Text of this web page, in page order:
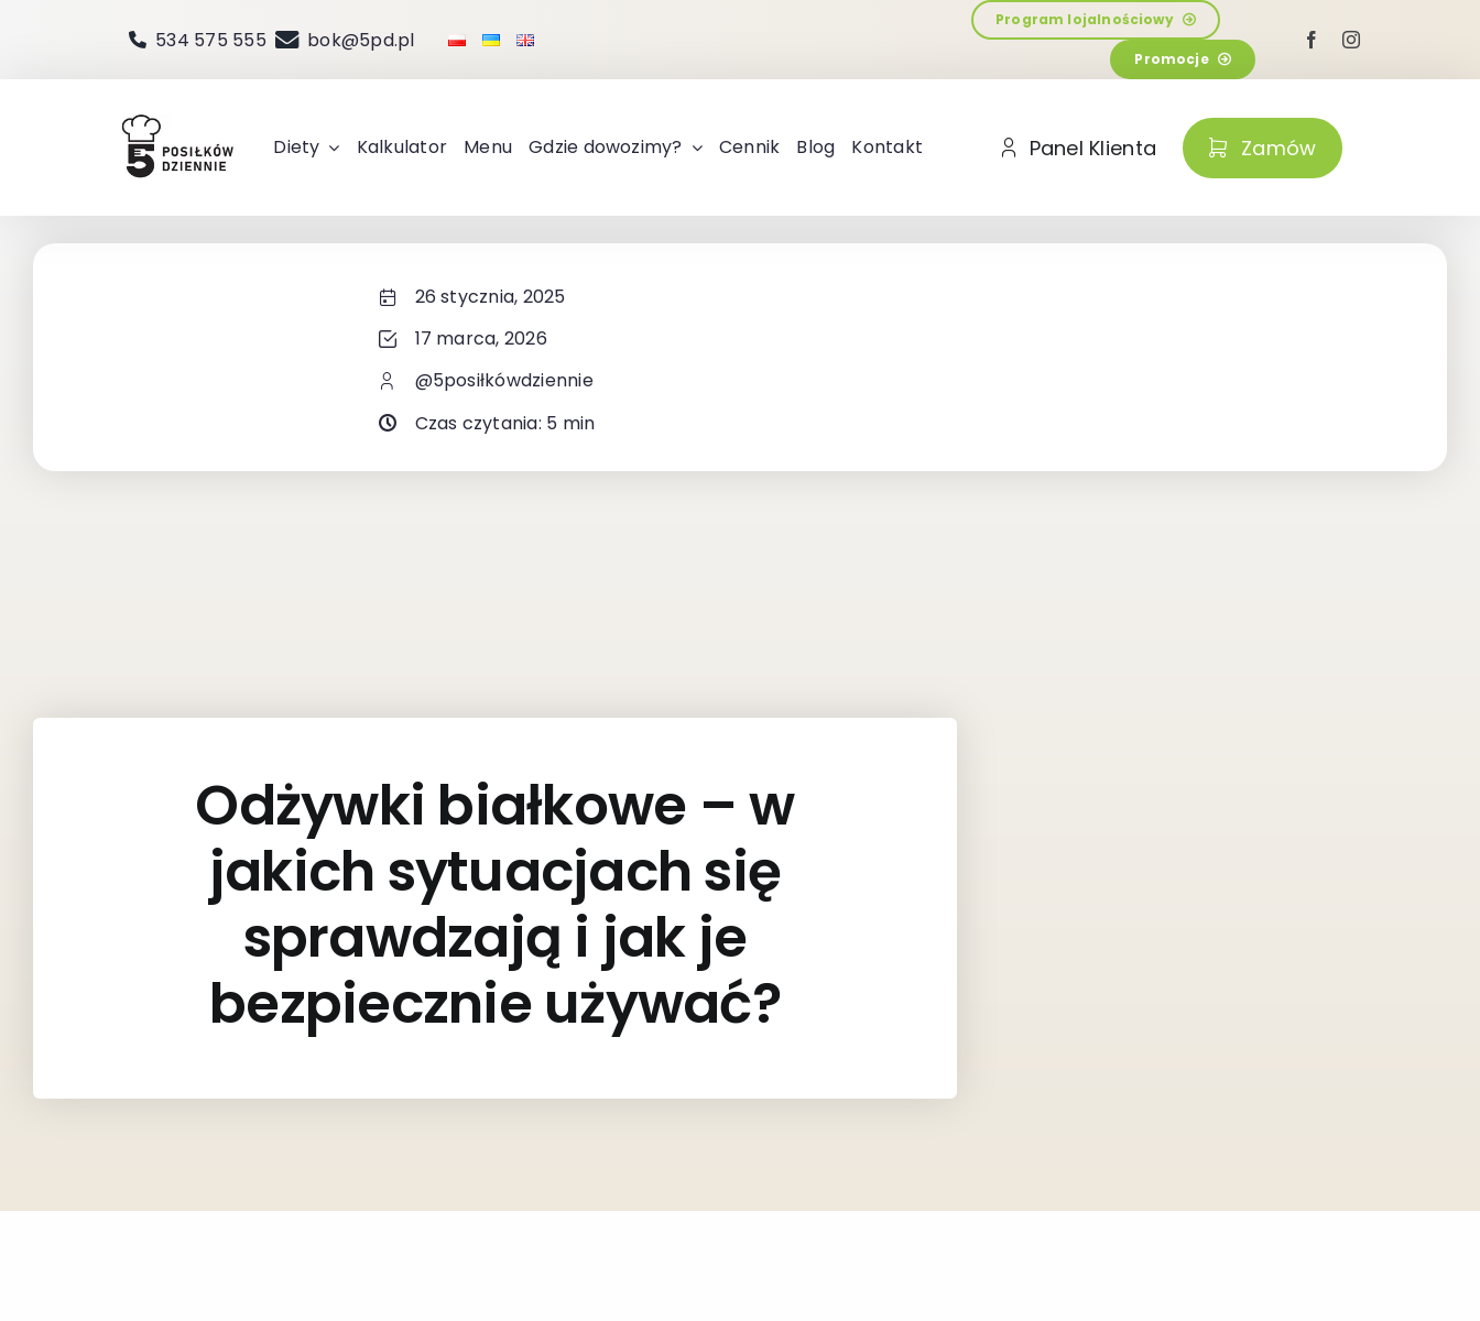
zawartości
534 575 555 bok@5pd.pl
Program lojalnościowy
Promocje
Diety Kalkulator Menu Gdzie dowozimy? Cennik Blog Kontakt Panel Klienta Zamów
26 stycznia, 2025
17 marca, 2026
@5posiłkówdziennie
Czas czytania: 5 min
Odżywki białkowe – w
jakich sytuacjach się
sprawdzają i jak je
bezpiecznie używać?